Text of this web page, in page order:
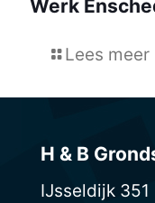
Werk
Lees meer
H & B
IJsseldijk 351